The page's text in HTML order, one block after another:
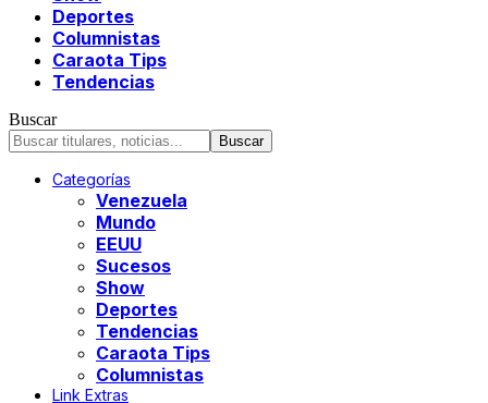
Deportes
Columnistas
Caraota Tips
Tendencias
Buscar
Categorías
Venezuela
Mundo
EEUU
Sucesos
Show
Deportes
Tendencias
Caraota Tips
Columnistas
Link Extras